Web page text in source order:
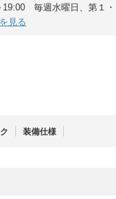
19:00 毎週水曜日、第１
見る
装備仕様